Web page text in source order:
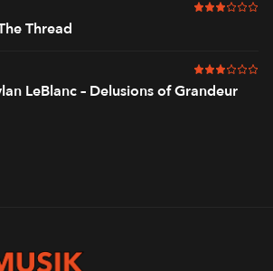
3 av 6 i
Thread
3 av 6 i
LeBlanc – Delusions of Grandeur